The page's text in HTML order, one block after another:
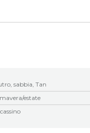
sabbia, Tan
estate